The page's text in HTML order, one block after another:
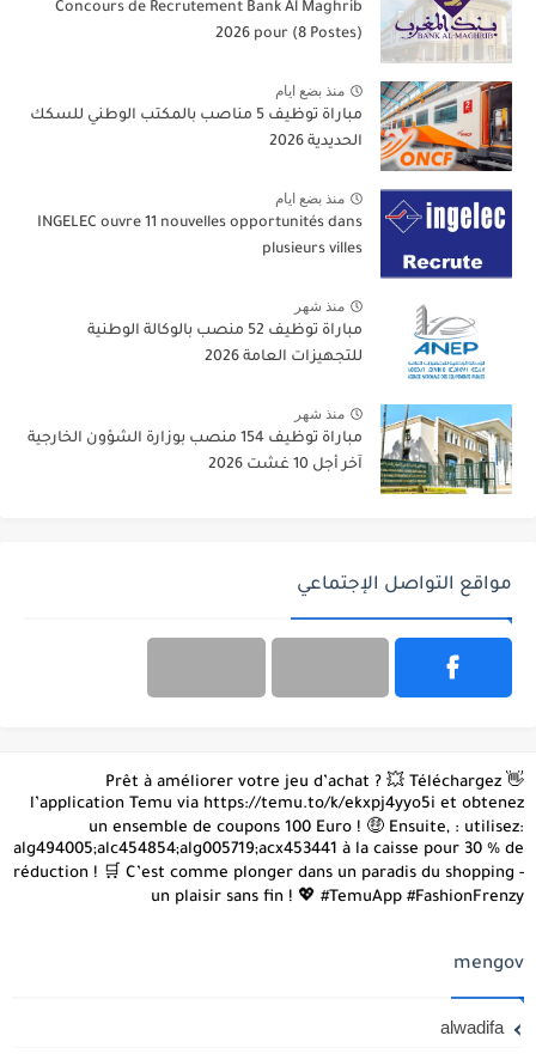
Concours de Recrutement Bank Al Maghrib
2026 pour (8 Postes)
منذ بضع ايام
مباراة توظيف 5 مناصب بالمكتب الوطني للسكك
الحديدية 2026
منذ بضع ايام
INGELEC ouvre 11 nouvelles opportunités dans
plusieurs villes
منذ شهر
مباراة توظيف 52 منصب بالوكالة الوطنية
للتجهيزات العامة 2026
منذ شهر
مباراة توظيف 154 منصب بوزارة الشؤون الخارجية
آخر أجل 10 غشت 2026
مواقع التواصل الإجتماعي
👋 Prêt à améliorer votre jeu d’achat ? 💥 Téléchargez
l’application Temu via https://temu.to/k/ekxpj4yyo5i et obtenez
un ensemble de coupons 100 Euro ! 🤑 Ensuite, : utilisez:
alg494005;alc454854;alg005719;acx453441 à la caisse pour 30 % de
réduction ! 🛒 C’est comme plonger dans un paradis du shopping -
un plaisir sans fin ! 💖 #TemuApp #FashionFrenzy
mengov
alwadifa